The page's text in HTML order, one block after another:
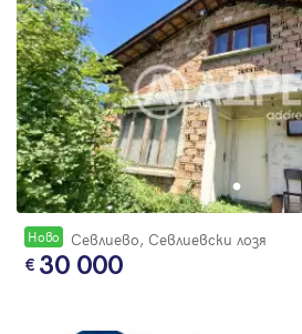
Новo Севлиево, Севлиевски лозя
30 000